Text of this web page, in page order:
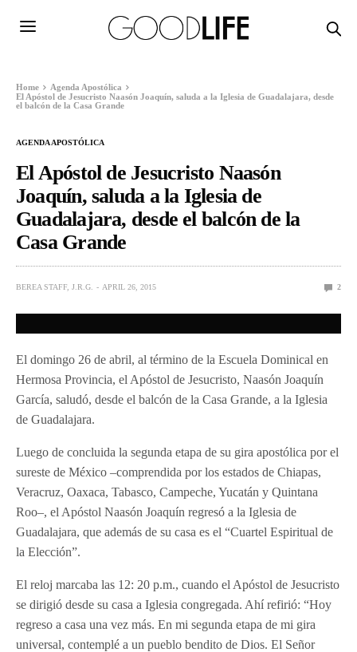
Home
Agenda Apostólica
El Apóstol de Jesucristo Naasón Joaquín, saluda a la Iglesia de Guadalajara, desde
el balcón de la Casa Grande
AGENDA APOSTÓLICA
El Apóstol de Jesucristo Naasón
Joaquín, saluda a la Iglesia de
Guadalajara, desde el balcón de la
Casa Grande
BEREA STAFF, J.R.G. APRIL 26, 2015 2
El domingo 26 de abril, al término de la Escuela Dominical en
Hermosa Provincia, el Apóstol de Jesucristo, Naasón Joaquín
García, saludó, desde el balcón de la Casa Grande, a la Iglesia
de Guadalajara.
Luego de concluida la segunda etapa de su gira apostólica por el
sureste de México –comprendida por los estados de Chiapas,
Veracruz, Oaxaca, Tabasco, Campeche, Yucatán y Quintana
Roo–, el Apóstol Naasón Joaquín regresó a la Iglesia de
Guadalajara, que además de su casa es el “Cuartel Espiritual de
la Elección”.
El reloj marcaba las 12: 20 p.m., cuando el Apóstol de Jesucristo
se dirigió desde su casa a Iglesia congregada. Ahí refirió: “Hoy
regreso a casa una vez más. En mi segunda etapa de mi gira
universal, contemplé a un pueblo bendito de Dios. El Señor